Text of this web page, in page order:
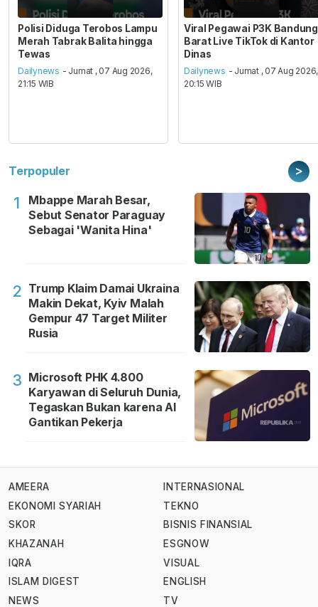
Polisi Diduga Terobos Lampu
Merah Tabrak Balita hingga
Tewas
Dailynews - Jumat , 07 Aug 2026,
21:15 WIB
Viral Pegawai P3K Bandung
Barat Live TikTok di Kantor
Dinas
Dailynews - Jumat , 07 Aug 2026,
20:15 WIB
Terpopuler >
1
Mbappe Marah Besar,
Sebut Senator Paraguay
Sebagai 'Wanita Hina'
2 Trump Klaim Damai Ukraina
Makin Dekat, Kyiv Malah
Gempur 47 Target Militer
Rusia
3 Microsoft PHK 4.800
Karyawan di Seluruh Dunia,
Tegaskan Bukan karena AI
Gantikan Pekerja
AMEERA
EKONOMI SYARIAH
SKOR
KHAZANAH
IQRA
ISLAM DIGEST
NEWS
INTERNASIONAL
TEKNO
BISNIS FINANSIAL
ESGNOW
VISUAL
ENGLISH
TV